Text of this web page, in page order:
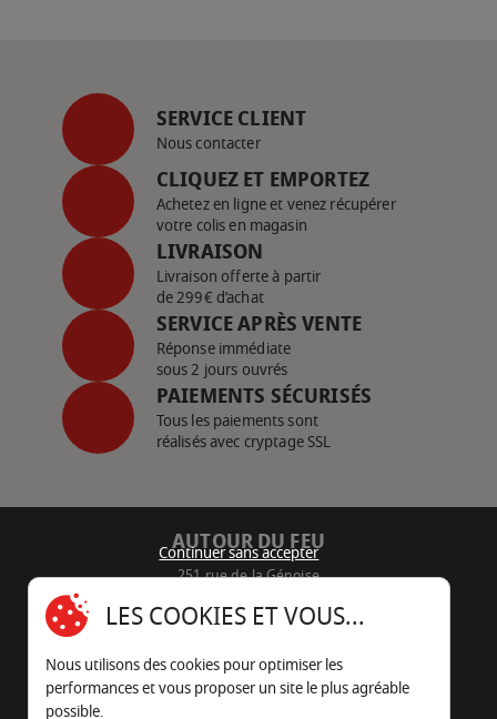
SERVICE CLIENT
Nous contacter
CLIQUEZ ET EMPORTEZ
Achetez en ligne et venez récupérer
votre colis en magasin
LIVRAISON
Livraison offerte à partir
de 299€ d’achat
SERVICE APRÈS VENTE
Réponse immédiate
sous 2 jours ouvrés
PAIEMENTS SÉCURISÉS
Tous les paiements sont
réalisés avec cryptage SSL
AUTOUR DU FEU
251 rue de la Génoise
05 45 22 98 09
Nous envoyer un e-mail
Continuer sans accepter
LES COOKIES ET VOUS...
Nous utilisons des cookies pour optimiser les
performances et vous proposer un site le plus agréable
possible.